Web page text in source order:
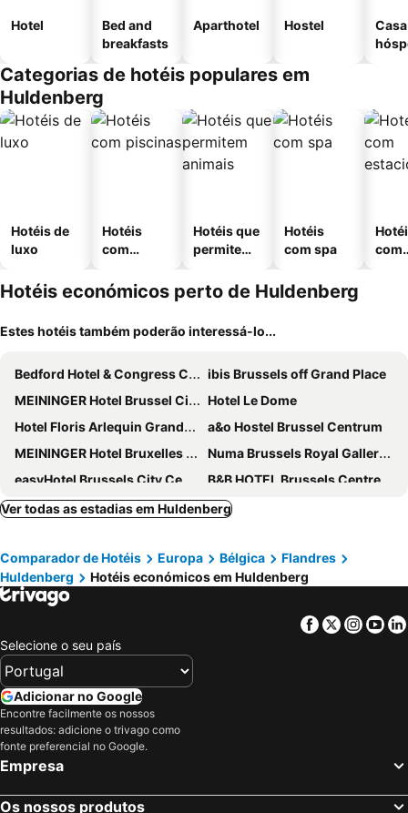
Hotel
Bed and
breakfasts
Aparthotel Hostel
Categorias de hotéis populares em
Huldenberg
Hotéis de
luxo
Hotéis
com
Hotéis que
permitem
Hotéis
com spa
com
Hotéis económicos perto de Huldenberg
Estes hotéis também poderão interessá-lo...
Bedford Hotel & Congress Centre
ibis Brussels off Grand Place
MEININGER Hotel Brussel City Center
Hotel Le Dome
Hotel Floris Arlequin Grand-Place
a&o Hostel Brussel Centrum
MEININGER Hotel Bruxelles Gare Du Midi
Numa Brussels Royal Galleries
easyHotel Brussels City Centre
B&B HOTEL Brussels Centre Gare du Midi
Hotel Siru Brussels
ibis Brussels City Centre
Manos Stephanie Hotel
NH Collection Brussels Centre
NH Brussels EU Berlaymont
Safestay Brussels Grand Place
Novotel Brussels City Centre
Pullman Brussels Centre Midi
Latroupe Grand Place
YOOMA Urban Lodge
ibis budget Brussels South Ruisbroek
Best Western City Centre
Hotel Barry
Pentahotel Brussels Airport
Aris Grand Place Hotel
Courtyard by Marriott Brussels
Ver todas as estadias em Huldenberg
Comparador de Hotéis Europa Bélgica
Flandres
Huldenberg
Hotéis económicos em Huldenberg
Facebook
Twitter
Selecione o seu país
Adicionar no Google
Encontre facilmente os nossos
resultados: adicione o trivago como
fonte preferencial no Google.
Empresa
Os nossos produtos